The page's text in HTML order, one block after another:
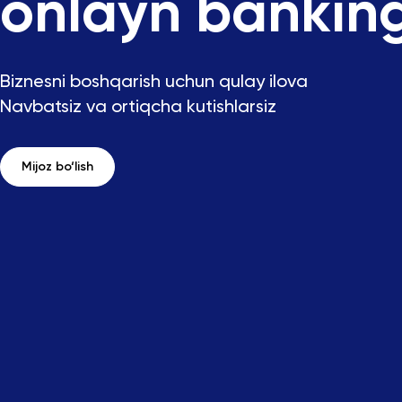
Biznesni boshqarish uchun qulay ilova
Navbatsiz va ortiqcha kutishlarsiz
Mijoz bo‘lish